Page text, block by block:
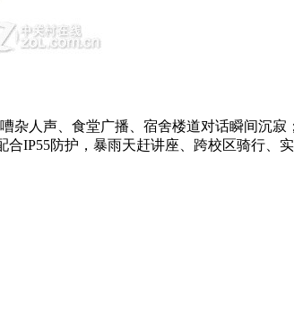
杂人声、食堂广播、宿舍楼道对话瞬间沉
IP55防护，暴雨天赶讲座、跨校区骑行、